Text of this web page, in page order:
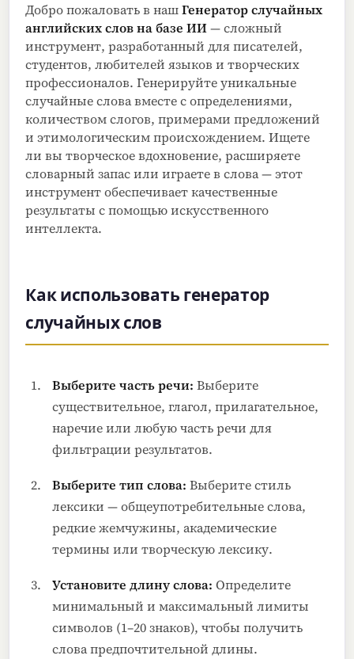
Добро пожаловать в нашГенератор случайных
английских слов на базе ИИ— сложный
инструмент, разработанный для писателей,
студентов, любителей языков и творческих
профессионалов. Генерируйте уникальные
случайные слова вместе с определениями,
количеством слогов, примерами предложений
и этимологическим происхождением. Ищете
ли вы творческое вдохновение, расширяете
словарный запас или играете в слова — этот
инструмент обеспечивает качественные
результаты с помощью искусственного
интеллекта.
Как использовать генератор
случайных слов
Выберите часть речи: Выберите
существительное, глагол, прилагательное,
наречие или любую часть речи для
фильтрации результатов.
Выберите тип слова: Выберите стиль
лексики — общеупотребительные слова,
редкие жемчужины, академические
термины или творческую лексику.
Установите длину слова: Определите
минимальный и максимальный лимиты
символов (1–20 знаков), чтобы получить
слова предпочтительной длины.